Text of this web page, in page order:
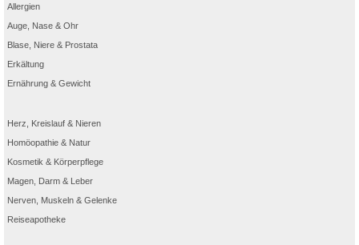
Allergien
Auge, Nase & Ohr
Blase, Niere & Prostata
Erkältung
Ernährung & Gewicht
Herz, Kreislauf & Nieren
Homöopathie & Natur
Kosmetik & Körperpflege
Magen, Darm & Leber
Nerven, Muskeln & Gelenke
Reiseapotheke